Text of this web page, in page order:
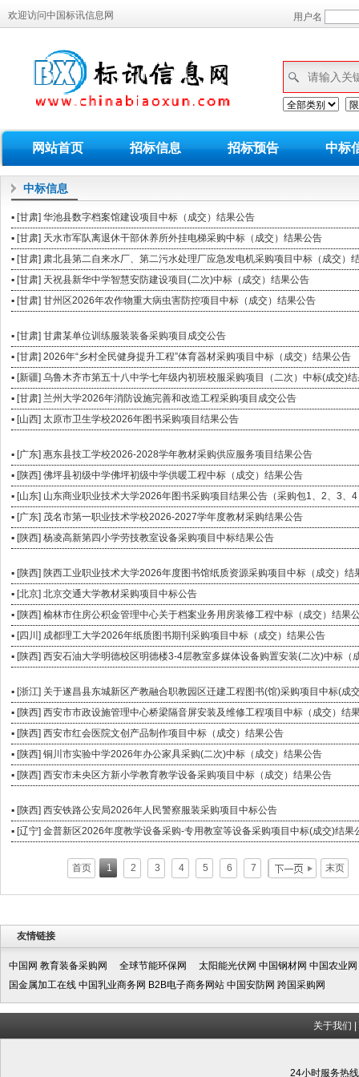
用户名
欢迎访问中国标讯信息网
网站首页 招标信息 招标预告 中标
中标信息
▪ [甘肃] 华池县数字档案馆建设项目中标（成交）结果公告
▪ [甘肃] 天水市军队离退休干部休养所外挂电梯采购中标（成交）结果公告
▪ [甘肃] 肃北县第二自来水厂、第二污水处理厂应急发电机采购项目中标（成交）
▪ [甘肃] 天祝县新华中学智慧安防建设项目(二次)中标（成交）结果公告
▪ [甘肃] 甘州区2026年农作物重大病虫害防控项目中标（成交）结果公告
▪ [甘肃] 甘肃某单位训练服装装备采购项目成交公告
▪ [甘肃] 2026年“乡村全民健身提升工程”体育器材采购项目中标（成交）结果公告
▪ [新疆] 乌鲁木齐市第五十八中学七年级内初班校服采购项目（二次）中标(成交)
▪ [甘肃] 兰州大学2026年消防设施完善和改造工程采购项目成交公告
▪ [山西] 太原市卫生学校2026年图书采购项目结果公告
▪ [广东] 惠东县技工学校2026-2028学年教材采购供应服务项目结果公告
▪ [陕西] 佛坪县初级中学佛坪初级中学供暖工程中标（成交）结果公告
▪ [山东] 山东商业职业技术大学2026年图书采购项目结果公告（采购包1、2、3、
▪ [广东] 茂名市第一职业技术学校2026-2027学年度教材采购结果公告
▪ [陕西] 杨凌高新第四小学劳技教室设备采购项目中标结果公告
▪ [陕西] 陕西工业职业技术大学2026年度图书馆纸质资源采购项目中标（成交）结
▪ [北京] 北京交通大学教材采购项目中标公告
▪ [陕西] 榆林市住房公积金管理中心关于档案业务用房装修工程中标（成交）结果
▪ [四川] 成都理工大学2026年纸质图书期刊采购项目中标（成交）结果公告
▪ [陕西] 西安石油大学明德校区明德楼3-4层教室多媒体设备购置安装(二次)中标（
▪ [浙江] 关于遂昌县东城新区产教融合职教园区迁建工程图书(馆)采购项目中标(成
▪ [陕西] 西安市市政设施管理中心桥梁隔音屏安装及维修工程项目中标（成交）结
▪ [陕西] 西安市红会医院文创产品制作项目中标（成交）结果公告
▪ [陕西] 铜川市实验中学2026年办公家具采购(二次)中标（成交）结果公告
▪ [陕西] 西安市未央区方新小学教育教学设备采购项目中标（成交）结果公告
▪ [陕西] 西安铁路公安局2026年人民警察服装采购项目中标公告
▪ [辽宁] 金普新区2026年度教学设备采购-专用教室等设备采购项目中标(成交)结果
首页 1 2 3 4 5 6 7 末页
友情链接
中国网 教育装备采购网 全球节能环保网 太阳能光伏网 中国钢材网 中国农业网
国金属加工在线 中国乳业商务网 B2B电子商务网站 中国安防网 跨国采购网
关于我们
24小时服务热